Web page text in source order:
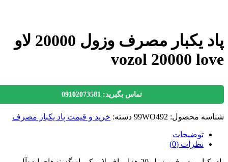
پاد یکبار مصرف وزول 20000 لاو
vozol 20000
تماس بگیرید: 09102073581
محصول:99WO492 دسته:خرید و قیمت پاد یکبار مصرف
توضیحات
نظرات (0)